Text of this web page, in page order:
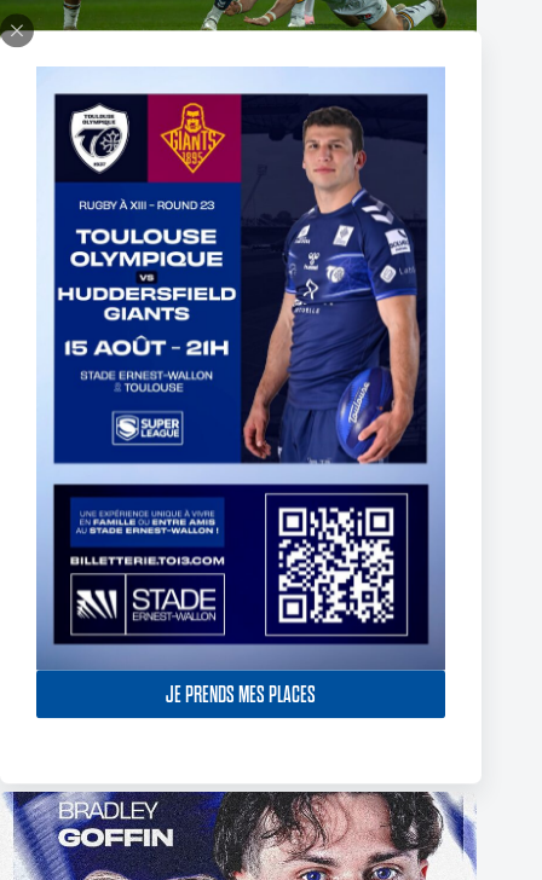
JE PRENDS MES PLACES
Fin de l’aventure Olympienne pour Reubenn Rennie
6 août 2026
The End of Reubenn Rennie’s Olympian Journey